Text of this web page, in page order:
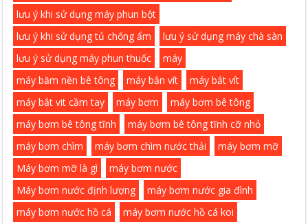
lưu ý khi sử dụng máy phun bột
lưu ý khi sử dụng tủ chống ẩm
lưu ý sử dụng máy chà sàn
lưu ý sử dụng máy phun thuốc
máy
máy băm nền bê tông
máy bắn vít
máy bắt vít
máy bắt vit cầm tay
máy bơm
máy bơm bê tông
máy bơm bê tông tĩnh
máy bơm bê tông tĩnh cỡ nhỏ
máy bơm chìm
máy bơm chìm nước thải
máy bơm mỡ
Máy bơm mỡ là gì
máy bơm nước
Máy bơm nước định lượng
máy bơm nước gia đình
máy bơm nước hồ cá
máy bơm nước hồ cá koi